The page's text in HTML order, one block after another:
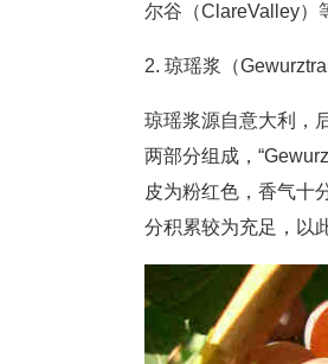
尔谷（ClareValley）
2. 琼瑶浆（
琼瑶浆源自意大利，
两部分组成，
皮为粉红色，香气十
分积累较为充足，以